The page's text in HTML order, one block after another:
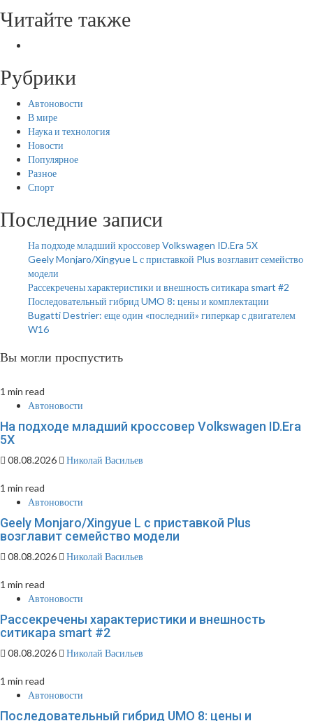
Читайте также
Рубрики
Автоновости
В мире
Наука и технология
Новости
Популярное
Разное
Спорт
Последние записи
На подходе младший кроссовер Volkswagen ID.Era 5X
Geely Monjaro/Xingyue L с приставкой Plus возглавит семейство
модели
Рассекречены характеристики и внешность ситикара smart #2
Последовательный гибрид UMO 8: цены и комплектации
Bugatti Destrier: еще один «последний» гиперкар с двигателем
W16
Вы могли проспустить
1 min read
Автоновости
На подходе младший кроссовер Volkswagen ID.Era
5X
08.08.2026 Николай Васильев
1 min read
Автоновости
Geely Monjaro/Xingyue L с приставкой Plus
возглавит семейство модели
08.08.2026 Николай Васильев
1 min read
Автоновости
Рассекречены характеристики и внешность
ситикара smart #2
08.08.2026 Николай Васильев
1 min read
Автоновости
Последовательный гибрид UMO 8: цены и